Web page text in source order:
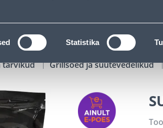
Statistika
KATALOOGID
tarvikud Grillsöed ja süütevedelikud